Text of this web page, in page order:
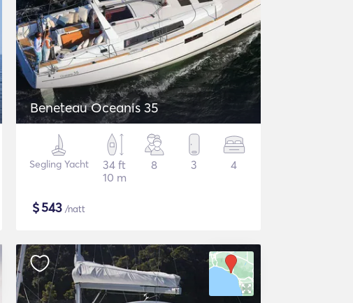
Beneteau Oceanis 35
Segling Yacht
34 ft
10 m
8 3 4
$543 /natt